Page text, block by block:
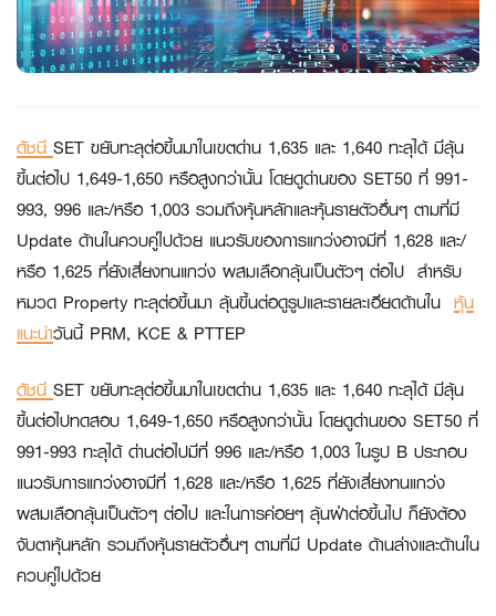
ดัชนี SET ขยับทะลุต่อขึ้นมาในเขตด่าน 1,635 และ 1,640 ทะลุได้ มีลุ้น
ขึ้นต่อไป 1,649-1,650 หรือสูงกว่านั้น โดยดูด่านของ SET50 ที่ 991-
993, 996 และ/หรือ 1,003 รวมถึงหุ้นหลักและหุ้นรายตัวอื่นๆ ตามที่มี
Update ด้านในควบคู่ไปด้วย แนวรับของการแกว่งอาจมีที่ 1,628 และ/
หรือ 1,625 ที่ยังเสี่ยงทนแกว่ง ผสมเลือกลุ้นเป็นตัวๆ ต่อไป สำหรับ
หมวด Property ทะลุต่อขึ้นมา ลุ้นขึ้นต่อดูรูปและรายละเอียดด้านใน หุ้น
แนะนำวันนี้ PRM, KCE & PTTEP
ดัชนี SET ขยับทะลุต่อขึ้นมาในเขตด่าน 1,635 และ 1,640 ทะลุได้ มีลุ้น
ขึ้นต่อไปทดสอบ 1,649-1,650 หรือสูงกว่านั้น โดยดูด่านของ SET50 ที่
991-993 ทะลุได้ ด่านต่อไปมีที่ 996 และ/หรือ 1,003 ในรูป B ประกอบ
แนวรับการแกว่งอาจมีที่ 1,628 และ/หรือ 1,625 ที่ยังเสี่ยงทนแกว่ง
ผสมเลือกลุ้นเป็นตัวๆ ต่อไป และในการค่อยๆ ลุ้นฝ่าต่อขึ้นไป ก็ยังต้อง
จับตาหุ้นหลัก รวมถึงหุ้นรายตัวอื่นๆ ตามที่มี Update ด้านล่างและด้านใน
ควบคู่ไปด้วย